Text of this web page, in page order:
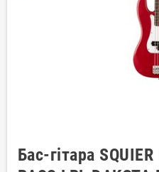
Бас-гітара